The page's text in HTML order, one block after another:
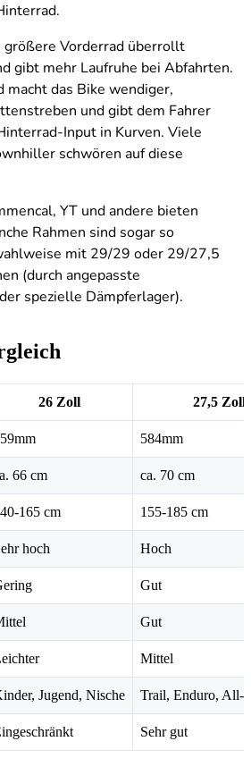
größere Vorderrad überrollt
gibt mehr Laufruhe bei Abfahrten.
macht das Bike wendiger,
und gibt dem Fahrer
Input in Kurven. Viele
schwören auf diese
YT und andere bieten
Rahmen sind sogar so
mit 29/29 oder 29/27,5
(durch angepasste
spezielle Dämpferlager).
26 Zoll 27,5 Zoll
584mm
66 cm ca. 70 cm
165 cm 155-185 cm
hoch Hoch
Gut
Gut
Mittel
Jugend, Nische Trail, Enduro, All-
Sehr gut